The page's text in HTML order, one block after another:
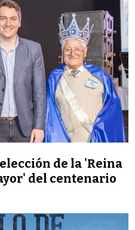
de la 'Reina
del centenario